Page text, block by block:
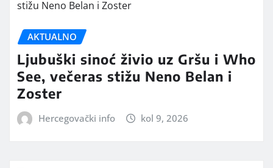
AKTUALNO
Ljubuški sinoć živio uz Gršu i Who
See, večeras stižu Neno Belan i
Zoster
Hercegovački info kol 9, 2026